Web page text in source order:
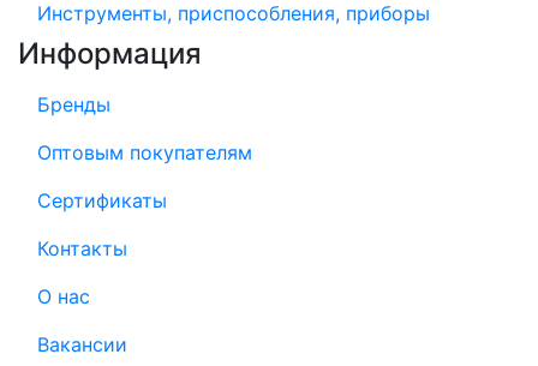
Инструменты, приспособления, приборы
Информация
Бренды
Оптовым покупателям
Сертификаты
Контакты
О нас
Вакансии